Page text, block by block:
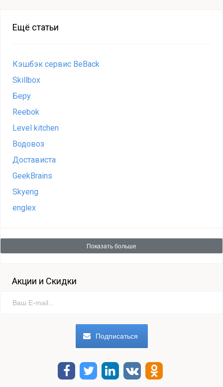
Ещё статьи
Кэшбэк сервис BeBack
Skillbox
Беру
Reebok
Level kitchen
Водовоз
Достависта
GeekBrains
Skyeng
englex
Показать больше
Акции и Скидки